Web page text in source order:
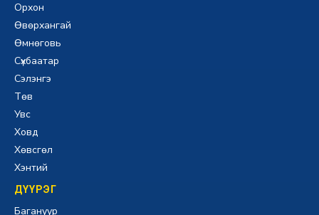
Орхон
Өвөрхангай
Өмнөговь
Сүхбаатар
Сэлэнгэ
Төв
Увс
Ховд
Хөвсгөл
Хэнтий
ДҮҮРЭГ
Багануур